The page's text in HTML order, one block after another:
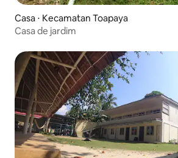
Casa ⋅ Kecamatan Toapaya
Casa de jardim